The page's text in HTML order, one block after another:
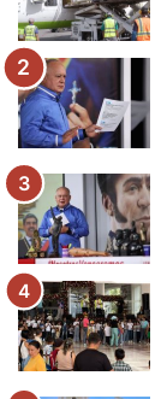
k